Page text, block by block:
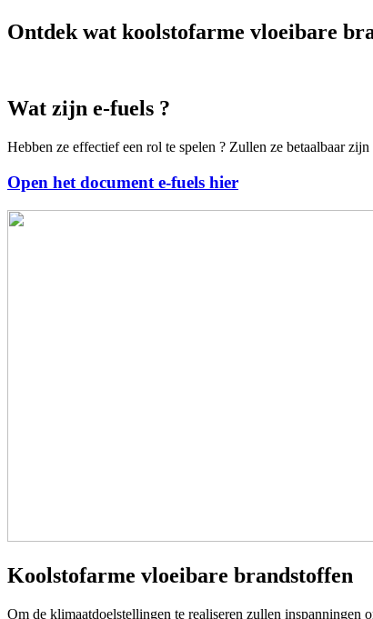
Ontdek wat koolstofarme vloeibare
Wat zijn e-fuels ?
Hebben ze effectief een rol te spelen ? Zullen ze betaalbaar
Open het document e-fuels hier
Koolstofarme vloeibare brandstoffen
Om de klimaatdoelstellingen te realiseren zullen inspanningen